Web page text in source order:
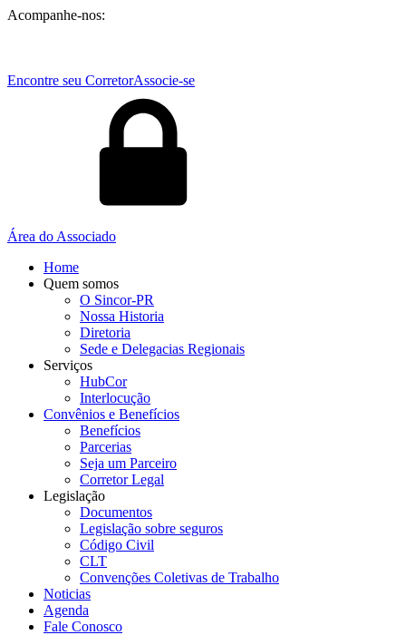
Acompanhe-nos:
Encontre seu CorretorAssocie-se
Área do Associado
Home
Quem somos
O Sincor-PR
Nossa Historia
Diretoria
Sede e Delegacias Regionais
Serviços
HubCor
Interlocução
Convênios e Benefícios
Benefícios
Parcerias
Seja um Parceiro
Corretor Legal
Legislação
Documentos
Legislação sobre seguros
Código Civil
CLT
Convenções Coletivas de Trabalho
Noticias
Agenda
Fale Conosco